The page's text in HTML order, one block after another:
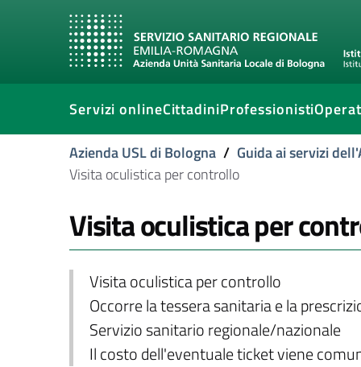
Servizi onlineCittadiniProfessionisti
Azienda USL di Bologna / Guida ai servizi
Visita oculistica per controllo
Visita oculistica per
Visita oculistica per controllo
Occorre la tessera sanitaria e la
Servizio sanitario regionale/nazionale
Il costo dell'eventuale ticket viene